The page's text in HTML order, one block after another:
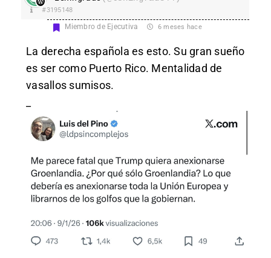
#3195148
Miembro de Ejecutiva 6 meses hace
La derecha española es esto. Su gran sueño
es ser como Puerto Rico. Mentalidad de
vasallos sumisos.